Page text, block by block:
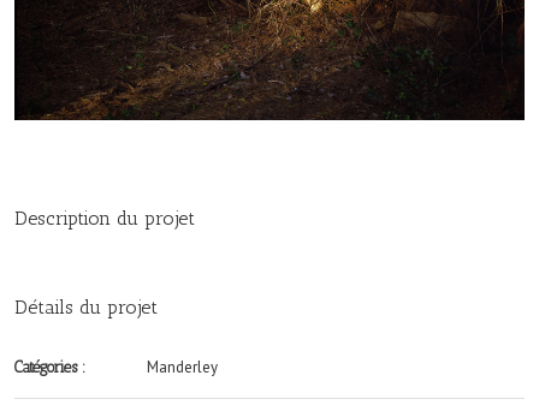
Description du projet
Détails du projet
Catégories : Manderley